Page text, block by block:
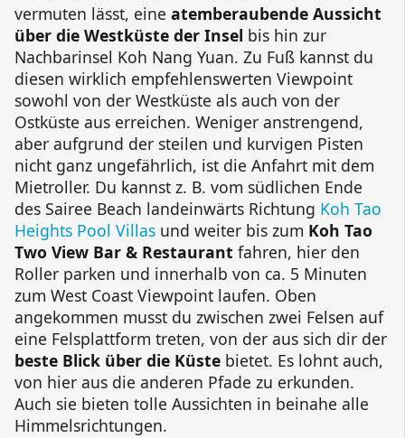
vermuten lässt, eine atemberaubende Aussicht
über die Westküste der Insel bis hin zur
Nachbarinsel Koh Nang Yuan. Zu Fuß kannst du
diesen wirklich empfehlenswerten Viewpoint
sowohl von der Westküste als auch von der
Ostküste aus erreichen. Weniger anstrengend,
aber aufgrund der steilen und kurvigen Pisten
nicht ganz ungefährlich, ist die Anfahrt mit dem
Mietroller. Du kannst z. B. vom südlichen Ende
des Sairee Beach landeinwärts Richtung Koh Tao
Heights Pool Villas und weiter bis zum Koh Tao
Two View Bar & Restaurant fahren, hier den
Roller parken und innerhalb von ca. 5 Minuten
zum West Coast Viewpoint laufen. Oben
angekommen musst du zwischen zwei Felsen auf
eine Felsplattform treten, von der aus sich dir der
beste Blick über die Küste bietet. Es lohnt auch,
von hier aus die anderen Pfade zu erkunden.
Auch sie bieten tolle Aussichten in beinahe alle
Himmelsrichtungen.